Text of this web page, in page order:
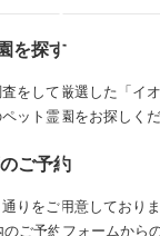
を探す
をして厳選した「イ
ット霊園をお探しくだ
ご予約
りをご用意しておりま
ご予約フォームから